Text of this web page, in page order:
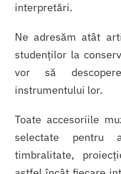
interpretări.
Ne adresăm atât
studenților la
vor să
instrumentului lor.
Toate accesoriile
selectate
timbralitate,